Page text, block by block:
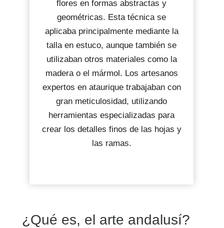
flores en formas abstractas y
geométricas. Esta técnica se
aplicaba principalmente mediante la
talla en estuco, aunque también se
utilizaban otros materiales como la
madera o el mármol. Los artesanos
expertos en ataurique trabajaban con
gran meticulosidad, utilizando
herramientas especializadas para
crear los detalles finos de las hojas y
las ramas.
¿Qué es, el arte andalusí?